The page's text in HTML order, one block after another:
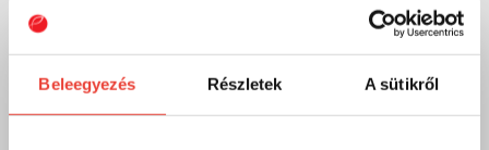
Beleegyezés Részletek A sütikről
reklamációd van, oszd meg velünk emailben: